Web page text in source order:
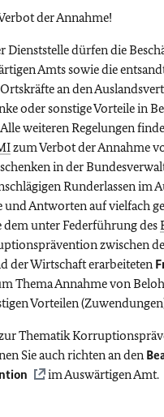
der Annahme!
Dienststelle dürfen die
Amts sowie die
an den
oder sonstige Vorteile in
weiteren Regelungen
zum Verbot der Annahme
in der
Runderlassen im
und Antworten auf vielfach
dem unter Federführung des
zwischen
der Wirtschaft erarbeiteten
Thema Annahme von
Vorteilen
Thematik
Sie auch richten an den
im Auswärtigen Amt.